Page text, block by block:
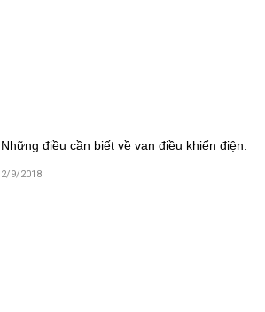
Những điều cần biết về van điều khiển điện.
2/9/2018